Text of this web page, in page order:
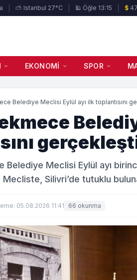
⛅ Istanbul 27°C 🕌 Öğle 13:15 $
EKONOMI SPOR
Belediye Meclisi Eylül ayı ilk toplantısını
Belediye Meclisi Eylül ayı
Silivri’de tutuklu
05.08.2026 11:41 66 okunma